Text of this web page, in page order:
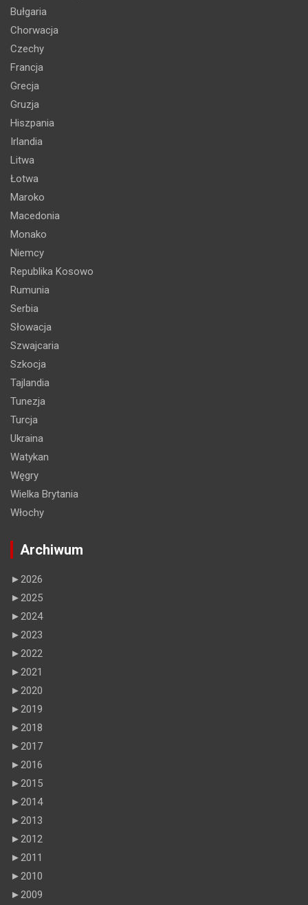
Bułgaria
Chorwacja
Czechy
Francja
Grecja
Gruzja
Hiszpania
Irlandia
Litwa
Łotwa
Maroko
Macedonia
Monako
Niemcy
Republika Kosowo
Rumunia
Serbia
Słowacja
Szwajcaria
Szkocja
Tajlandia
Tunezja
Turcja
Ukraina
Watykan
Węgry
Wielka Brytania
Włochy
Archiwum
►2026
►2025
►2024
►2023
►2022
►2021
►2020
►2019
►2018
►2017
►2016
►2015
►2014
►2013
►2012
►2011
►2010
►2009